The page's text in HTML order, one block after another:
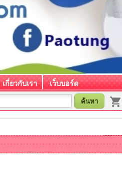
เกี่ยวกับเรา เว็บบอร์ด